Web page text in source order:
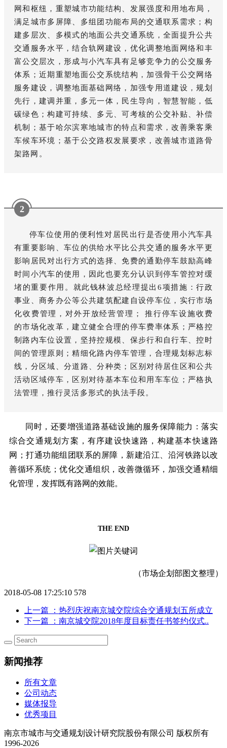
网和枢纽，重塑城市功能结构、发展强度和用地布局，
满足城市多屏障、多组团功能布局的交通联系需求；构
建多层次、多模式的地面公共交通系统，全面提升公共
交通服务水平，结合轨网建设，优化调整地面网络和丰
富公交层次，形成与小汽车具有足够竞争力的公交服务
体系；近期重塑地面公交系统结构，加强骨干公交网络
服务建设，调整地面基础网络，加强专用道建设，规划
先行，建调并重，多元一体，民生导向，智慧智能，低
碳绿色；构建可持续、多元、可考核的公交补贴、补偿
机制；基于哈尔滨寒地城市的特点和需求，改善乘客乘
车候车环境；基于公交路权发展要求，改善城市道路骨
架路网。
2
停车位使用的便利性对居民出行是否使用小汽车具
有重要影响、车位的供给水平比公共交通的服务水平更
影响居民对出行方式的选择、免费的通勤停车鼓励高峰
时间小汽车的使用，因此也要充分认识到停车管控对缓
堵的重要作用。就此钱林波总经理提出6项措施：行政
事业、商务办公等公共建筑配建自设停车位，实行市场
化收费管理，对外开放经营管理； 推行停车设施收费
的市场化改革，建立健全合理的停车费率体系；严格控
制路内车位设置，坚持控规模、保步行和自行车、控时
间的管理原则；精细化路内停车管理，合理规划标志标
线，分区域、分道路、分种类；区别对待居住区和公共
活动区域停车，区别对待基本车位和用车车位；严格执
法管理，推行灵活多形式的执法手段。
同时，还要增强道路基础设施的服务保障能力：落实
综合交通规划方案，有序建设快速路，构建基本快速路
网；打通功能组团联系的屏障，新建沿江、沿河铁路以改
善循环系统；优化交通组织，改善微循环，加强交通精细
化管理，发挥既有路网的效能。
THE END
（市场企划部图文整理）
2018-05-08 17:25:10 578
上一篇
：热烈庆祝南京城交院综合交通规划五所成立
下一篇
：南京城交院2018年度目标责任书签约仪式..
新闻推荐
所有文章
公司动态
媒体报导
优秀项目
南京市城市与交通规划设计研究院股份有限公司 版权所有
1996-2026